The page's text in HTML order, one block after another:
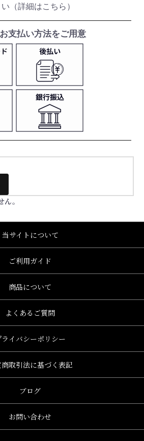
い（詳細はこちら ）
支払い方法をご用意
。
当サイトについて
ご利用ガイド
商品について
よくあるご質問
ライバシーポリシー
取引法に基づく表記
ブログ
お問い合わせ